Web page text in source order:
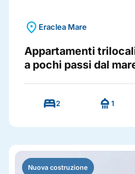
location_on Eraclea Mare
Appartamenti
a pochi passi dal
bed2 shower 1
Nuova costruzione